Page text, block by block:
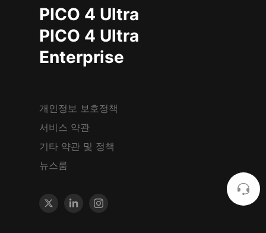
PICO 4 Ultra
PICO 4 Ultra
Enterprise
개인정보 보호정책
서비스 약관
기타 약관 및 정책
뉴스룸